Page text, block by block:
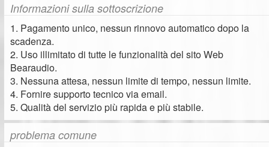
Informazioni sulla sottoscrizione
1. Pagamento unico, nessun rinnovo automatico dopo la
scadenza.
2. Uso illimitato di tutte le funzionalità del sito Web
Bearaudio.
3. Nessuna attesa, nessun limite di tempo, nessun limite.
4. Fornire supporto tecnico via email.
5. Qualità del servizio più rapida e più stabile.
problema comune